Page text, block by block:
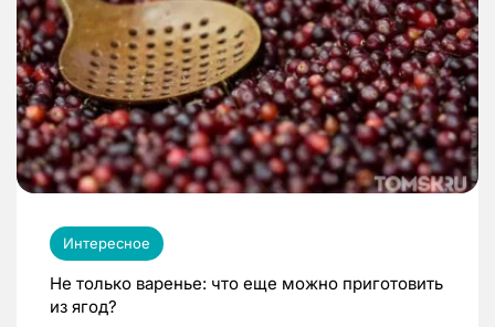
Интересное
Не только варенье: что еще можно приготовить
из ягод?